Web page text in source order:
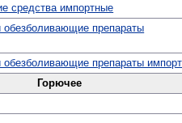
средства импортные
препараты
препараты
Горючее